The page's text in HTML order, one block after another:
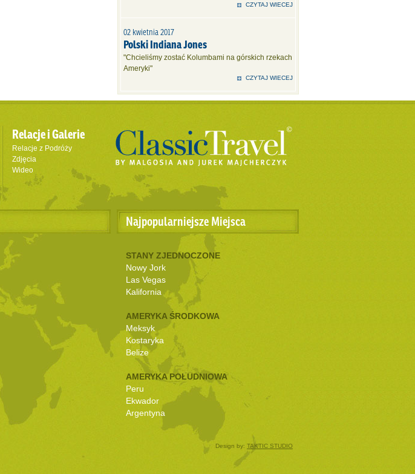
CZYTAJ WIECEJ
02 kwietnia 2017
Polski Indiana Jones
"Chcieliśmy zostać Kolumbami na górskich rzekach
Ameryki"
CZYTAJ WIECEJ
Relacje i Galerie
Relacje z Podróży
Zdjęcia
Wideo
Najpopularniejsze Miejsca
STANY ZJEDNOCZONE
Nowy Jork
Las Vegas
Kalifornia
AMERYKA ŚRODKOWA
Meksyk
Kostaryka
Belize
AMERYKA POŁUDNIOWA
Peru
Ekwador
Argentyna
Design by: TAKTIC STUDIO